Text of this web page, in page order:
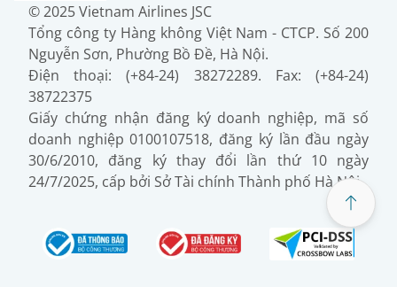
© 2025 Vietnam Airlines JSC
Tổng công ty Hàng không Việt Nam - CTCP. Số 200
Nguyễn Sơn, Phường Bồ Đề, Hà Nội.
Điện thoại: (+84-24) 38272289. Fax: (+84-24)
38722375
Giấy chứng nhận đăng ký doanh nghiệp, mã số
doanh nghiệp 0100107518, đăng ký lần đầu ngày
30/6/2010, đăng ký thay đổi lần thứ 10 ngày
24/7/2025, cấp bởi Sở Tài chính Thành phố Hà Nội.